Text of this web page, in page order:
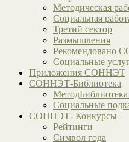
Методическая
Социальная
Третий сектор
Размышления
Рекомендовано
Социальные
Приложения СОННЭТ
СОННЭТ-Библиотека
МетодБиблиотека
Социальные
СОННЭТ- Конкурсы
Рейтинги
Символ года